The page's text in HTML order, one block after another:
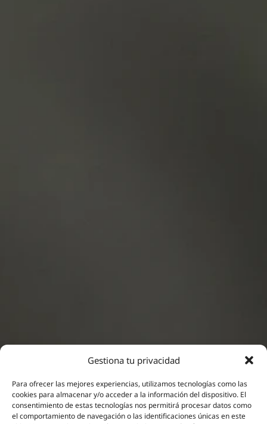
Gestiona tu privacidad
Para ofrecer las mejores experiencias, utilizamos tecnologías como las
cookies para almacenar y/o acceder a la información del dispositivo. El
consentimiento de estas tecnologías nos permitirá procesar datos como
el comportamiento de navegación o las identificaciones únicas en este
Neuromodulación